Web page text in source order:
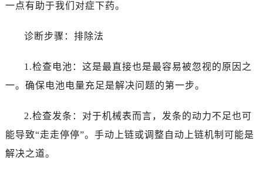
一点有助于我们对症下药。
诊断步骤：排除法
1.检查电池：这是最直接也是最容易被忽视的原因之
一。确保电池电量充足是解决问题的第一步。
2.检查发条：对于机械表而言，发条的动力不足也可
能导致“走走停停”。手动上链或调整自动上链机制可能是
解决之道。